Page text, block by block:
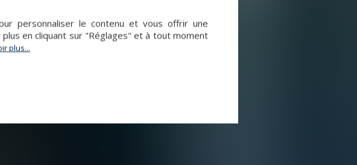
personnaliser le contenu et vous offrir une
en cliquant sur "Réglages" et à tout moment
plus...